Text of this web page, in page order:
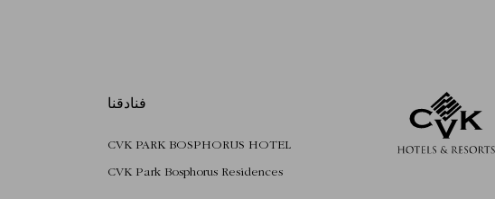
فنادقنا
CVK PARK BOSPHORUS HOTEL
CVK Park Bosphorus Residences